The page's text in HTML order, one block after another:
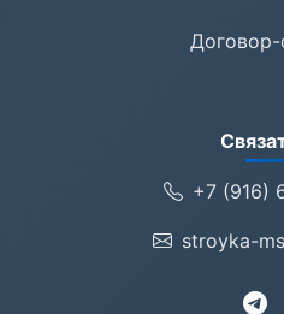
Договор-
+7 (916)
stroyka-